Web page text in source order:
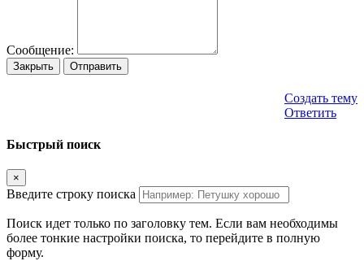
Сообщение:
Закрыть Отправить
Создать тему
Ответить
Быстрый поиск
×
Введите строку поиска
Поиск идет только по заголовку тем. Если вам необходимы
более тонкие настройки поиска, то перейдите в полную
форму.